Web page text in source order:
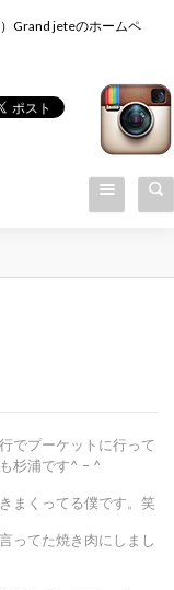
Grand jeteのホームペ
でプーケットに行って
杉浦です^ – ^
まくってる僕です。笑
ってた焼き肉にしまし